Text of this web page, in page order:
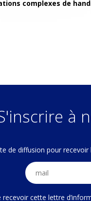
complexes de
à
de diffusion pour
recevoir cette lettre